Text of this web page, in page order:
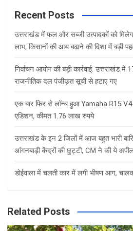
c
Recent Posts
उत्तराखंड में फल और सब्जी उत्पादकों को
लाभ, किसानों की आय बढ़ाने की दिशा में बड़ी
निर्वाचन आयोग की बड़ी कार्रवाई: उत्तराखंड में
राजनीतिक दल पंजीकृत सूची से हटाए गए
एक बार फिर से लॉन्च हुआ Yamaha R15
एडिशन, कीमत 1.76 लाख रुपये
उत्तराखंड के इन 2 जिलों में आज बहुत भारी
आंगनबाड़ी केंद्रों की छुट्टी, CM ने की ये
डोईवाला में चलती कार में लगी भीषण आग,
Related Posts